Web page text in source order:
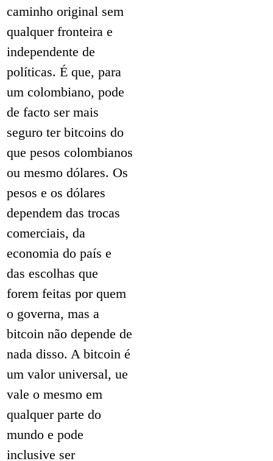
caminho original sem
qualquer fronteira e
independente de
políticas. É que, para
um colombiano, pode
de facto ser mais
seguro ter bitcoins do
que pesos colombianos
ou mesmo dólares. Os
pesos e os dólares
dependem das trocas
comerciais, da
economia do país e
das escolhas que
forem feitas por quem
o governa, mas a
bitcoin não depende de
nada disso. A bitcoin é
um valor universal, ue
vale o mesmo em
qualquer parte do
mundo e pode
inclusive ser